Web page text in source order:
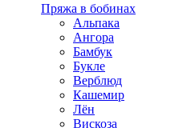
Пряжа в бобинах
Альпака
Ангора
Бамбук
Букле
Верблюд
Кашемир
Лён
Вискоза